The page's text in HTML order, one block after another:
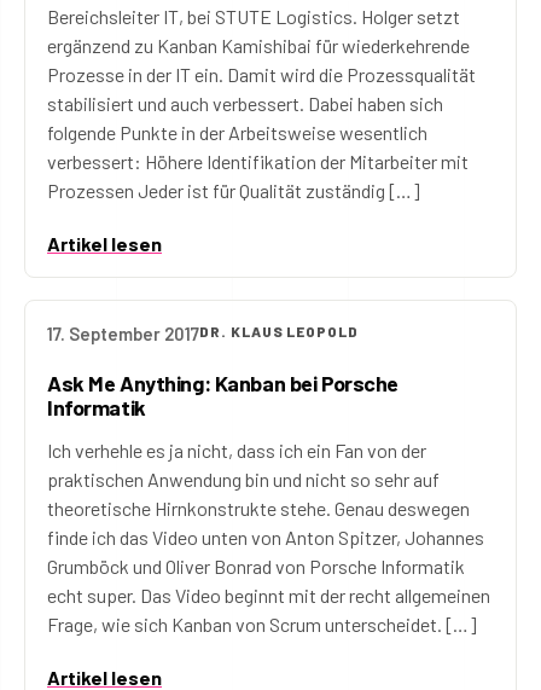
Bereichsleiter IT, bei STUTE Logistics. Holger setzt
ergänzend zu Kanban Kamishibai für wiederkehrende
Prozesse in der IT ein. Damit wird die Prozessqualität
stabilisiert und auch verbessert. Dabei haben sich
folgende Punkte in der Arbeitsweise wesentlich
verbessert: Höhere Identifikation der Mitarbeiter mit
Prozessen Jeder ist für Qualität zuständig […]
Artikel lesen
17. September 2017DR. KLAUS LEOPOLD
Ask Me Anything: Kanban bei Porsche
Informatik
Ich verhehle es ja nicht, dass ich ein Fan von der
praktischen Anwendung bin und nicht so sehr auf
theoretische Hirnkonstrukte stehe. Genau deswegen
finde ich das Video unten von Anton Spitzer, Johannes
Grumböck und Oliver Bonrad von Porsche Informatik
echt super. Das Video beginnt mit der recht allgemeinen
Frage, wie sich Kanban von Scrum unterscheidet. […]
Artikel lesen